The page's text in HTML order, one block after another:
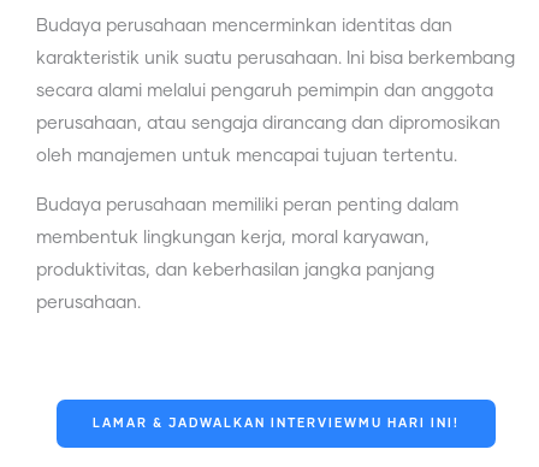
Budaya perusahaan mencerminkan identitas dan
karakteristik unik suatu perusahaan. Ini bisa berkembang
secara alami melalui pengaruh pemimpin dan anggota
perusahaan, atau sengaja dirancang dan dipromosikan
oleh manajemen untuk mencapai tujuan tertentu.
Budaya perusahaan memiliki peran penting dalam
membentuk lingkungan kerja, moral karyawan,
produktivitas, dan keberhasilan jangka panjang
perusahaan.
LAMAR & JADWALKAN INTERVIEWMU HARI INI!